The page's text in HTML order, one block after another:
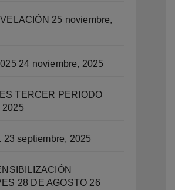
25 noviembre,
24 noviembre, 2025
TERCER PERIODO
2025
23 septiembre, 2025
28 DE AGOSTO 26